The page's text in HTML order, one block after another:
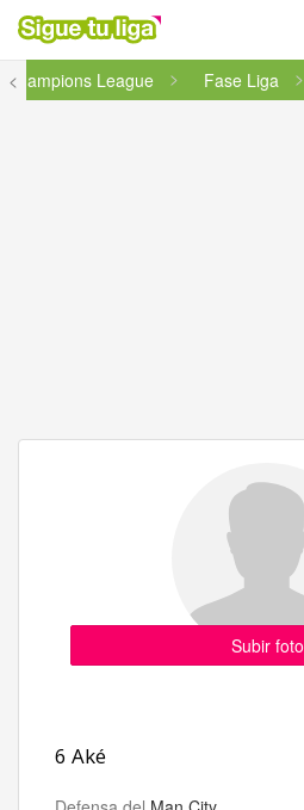
<
Champions League Fase Liga
Subir foto
6 Aké